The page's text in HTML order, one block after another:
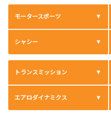
モータースポーツ
シャシー
トランスミッション
エアロダイナミクス